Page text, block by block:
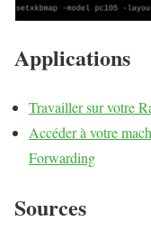
Applications
Travailler sur votre
Accéder à votre
Forwarding
Sources